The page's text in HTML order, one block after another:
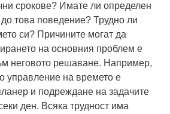
срокове? Имате ли определен
това поведение? Трудно ли
си? Причините могат да
на основния проблем е
неговото решаване. Например,
управление на времето е
и подреждане на задачите
ден. Всяка трудност има